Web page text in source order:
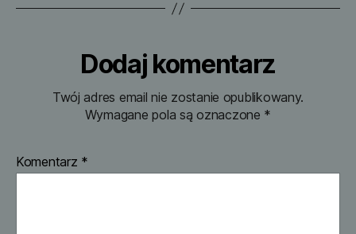
Dodaj komentarz
Twój adres email nie zostanie opublikowany.
Wymagane pola są oznaczone *
Komentarz *